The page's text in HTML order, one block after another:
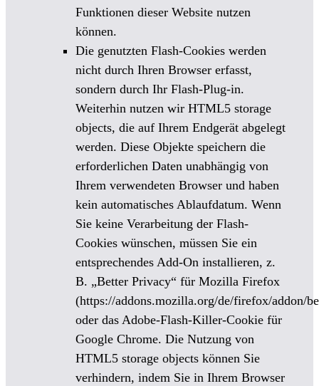
Funktionen dieser Website nutzen
können.
Die genutzten Flash-Cookies werden
nicht durch Ihren Browser erfasst,
sondern durch Ihr Flash-Plug-in.
Weiterhin nutzen wir HTML5 storage
objects, die auf Ihrem Endgerät abgelegt
werden. Diese Objekte speichern die
erforderlichen Daten unabhängig von
Ihrem verwendeten Browser und haben
kein automatisches Ablaufdatum. Wenn
Sie keine Verarbeitung der Flash-
Cookies wünschen, müssen Sie ein
entsprechendes Add-On installieren, z.
B. „Better Privacy“ für Mozilla Firefox
(https://addons.mozilla.org/de/firefox/addon/
oder das Adobe-Flash-Killer-Cookie für
Google Chrome. Die Nutzung von
HTML5 storage objects können Sie
verhindern, indem Sie in Ihrem Browser